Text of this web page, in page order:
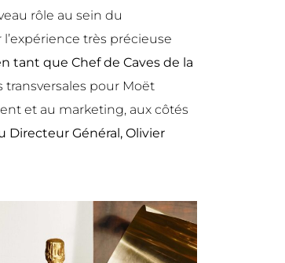
rôle au sein du
très précieuse
tant que Chef de Caves de la
pour Moët
et au marketing, aux côtés
Directeur Général, Olivier